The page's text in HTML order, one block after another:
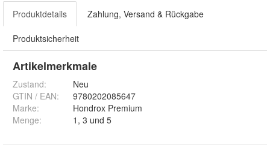
Produktdetails Zahlung, Versand & Rückgabe
Produktsicherheit
Artikelmerkmale
Zustand:
Neu
GTIN / EAN:
9780202085647
Marke:
Hondrox Premium
Menge: 1, 3 und 5